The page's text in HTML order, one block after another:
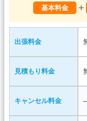
基本料金
出張料金
見積もり料金
キャンセル料金